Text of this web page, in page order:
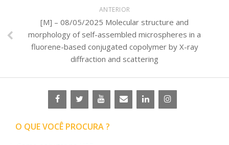
ANTERIOR
[M] – 08/05/2025 Molecular structure and
morphology of self-assembled microspheres in a
fluorene-based conjugated copolymer by X-ray
diffraction and scattering
O QUE VOCÊ PROCURA ?